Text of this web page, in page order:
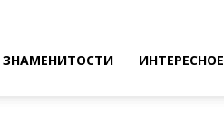
ЗНАМЕНИТОСТИ ИНТЕРЕСНОЕ